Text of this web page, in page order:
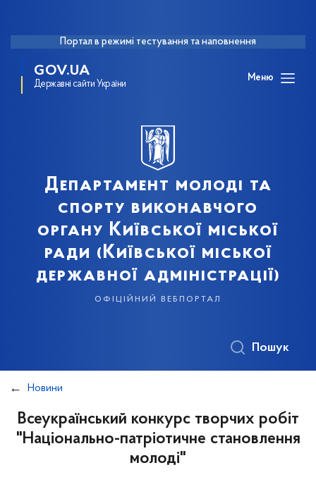
Портал в режимі тестування та наповнення
GOV.UA
Державні сайти України
Меню
Департамент молоді та
спорту виконавчого
органу Київської міської
ради (Київської міської
державної адміністрації)
офіційний вебпортал
Пошук
Новини
Всеукраїнський конкурс творчих робіт
"Національно-патріотичне становлення
молоді"